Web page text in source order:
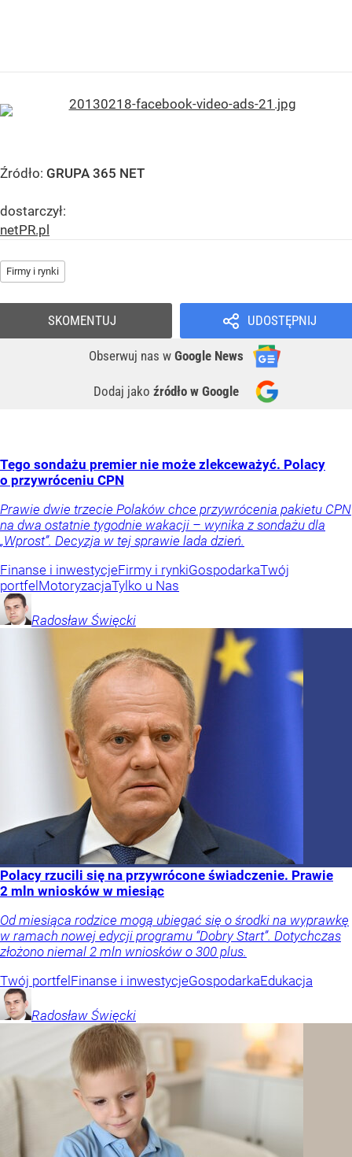
Źródło: GRUPA 365 NET
dostarczył:
netPR.pl
Firmy i rynki
UDOSTĘPNIJ
Obserwuj nas w Google News
Dodaj jako źródło w Google
SKOMENTUJ
Tego sondażu premier nie może zlekceważyć. Polacy
o przywróceniu CPN
Prawie dwie trzecie Polaków chce przywrócenia pakietu CPN
na dwa ostatnie tygodnie wakacji – wynika z sondażu dla
„Wprost”. Decyzja w tej sprawie lada dzień.
Finanse i inwestycjeFirmy i rynkiGospodarkaTwój
portfelMotoryzacjaTylko u Nas
Radosław Święcki
Polacy rzucili się na przywrócone świadczenie. Prawie
2 mln wniosków w miesiąc
Od miesiąca rodzice mogą ubiegać się o środki na wyprawkę
w ramach nowej edycji programu “Dobry Start”. Dotychczas
złożono niemal 2 mln wniosków o 300 plus.
Twój portfelFinanse i inwestycjeGospodarkaEdukacja
Radosław Święcki